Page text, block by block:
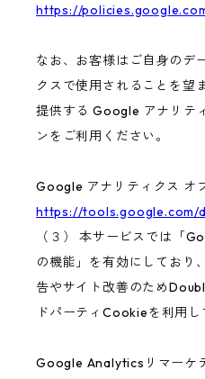
https://
なお、お客様はご自身のデ
クスで使用されることを望
提供する Google アナリテ
ンをご利用ください。
Google アナリティクス オ
https://tools.google.com/
（３） 本サービスでは「
の機能」を有効にしており
告やサイト改善のため
ドパーティCookieを利用し
Google Analyticsリマーケ